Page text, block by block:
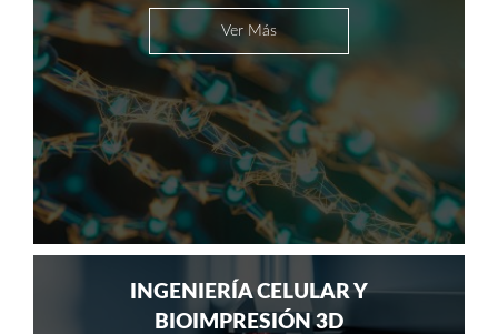
Ver Más
INGENIERÍA CELULAR Y
BIOIMPRESIÓN 3D